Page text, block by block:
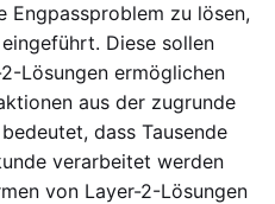
Engpassproblem zu lösen,
Diese sollen
Lösungen ermöglichen
aus der zugrunde
dass Tausende
verarbeitet werden
von Layer-2-Lösungen